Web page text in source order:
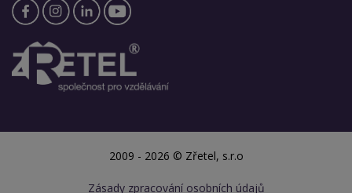
2009 - 2026 © Zřetel, s.r.o
Zásady zpracování osobních údajů